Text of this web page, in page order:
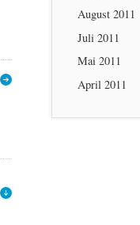
August 2011
Juli 2011
Mai 2011
April 2011